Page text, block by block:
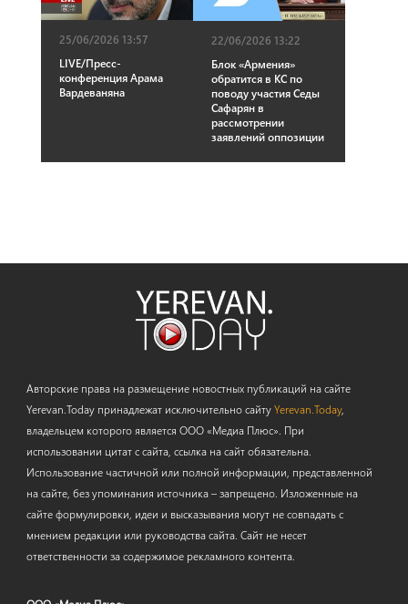
25/06/2026 13:57
LIVE/Пресс-
конференция Арама
Вардеваняна
22/06/2026 13:22
Блок «Армения»
обратится в КС по
поводу участия Седы
Сафарян в
рассмотрении
заявлений оппозиции
Авторские права на размещение новостных публикаций на сайте
Yerevan.Today принадлежат исключительно сайтуYerevan.Today,
владельцем которого является ООО «Медиа Плюс». При
использовании цитат с сайта, ссылка на сайт обязательна.
Использование частичной или полной информации, представленной
на сайте, без упоминания источника – запрещено. Изложенные на
сайте формулировки, идеи и высказывания могут не совпадать с
мнением редакции или руководства сайта. Сайт не несет
ответственности за содержимое рекламного контента.